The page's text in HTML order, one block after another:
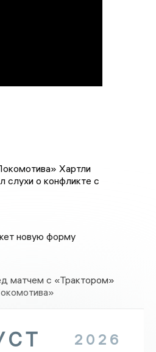
Хартли
слухи о конфликте с
новую форму
матчем с «Трактором»
2026